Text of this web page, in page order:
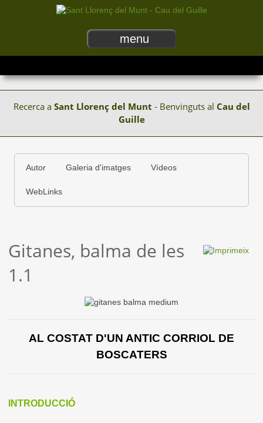
menu
Recerca a Sant Llorenç del Munt - Benvinguts al Cau del
Guille
Autor Galeria d'imatges Vídeos
WebLinks
Gitanes, balma de les
1.1
AL COSTAT D'UN ANTIC CORRIOL DE
BOSCATERS
INTRODUCCIÓ